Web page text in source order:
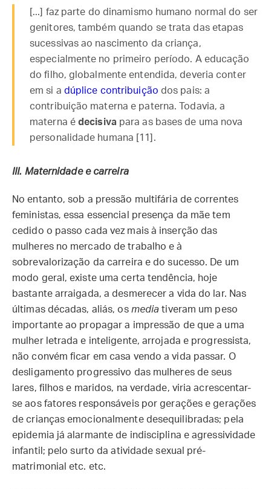
[...] faz parte do dinamismo humano normal do ser
genitores, também quando se trata das etapas
sucessivas ao nascimento da criança,
especialmente no primeiro período. A educação
do filho, globalmente entendida, deveria conter
em si a dúplice contribuição dos pais: a
contribuição materna e paterna. Todavia, a
materna é decisiva para as bases de uma nova
personalidade humana [11].
III. Maternidade e carreira
No entanto, sob a pressão multifária de correntes
feministas, essa essencial presença da mãe tem
cedido o passo cada vez mais à inserção das
mulheres no mercado de trabalho e à
sobrevalorização da carreira e do sucesso. De um
modo geral, existe uma certa tendência, hoje
bastante arraigada, a desmerecer a vida do lar. Nas
últimas décadas, aliás, os media tiveram um peso
importante ao propagar a impressão de que a uma
mulher letrada e inteligente, arrojada e progressista,
não convém ficar em casa vendo a vida passar. O
desligamento progressivo das mulheres de seus
lares, filhos e maridos, na verdade, viria acrescentar-
se aos fatores responsáveis por gerações e gerações
de crianças emocionalmente desequilibradas; pela
epidemia já alarmante de indisciplina e agressividade
infantil; pelo surto da atividade sexual pré-
matrimonial etc. etc.